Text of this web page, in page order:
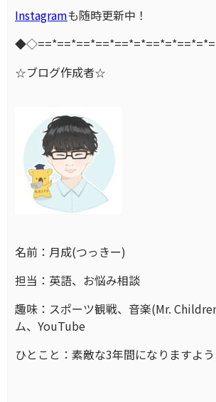
Instagramも随時更新中！
☆ブログ作成者☆
名前：月成(つっきー)
担当：英語、お悩み相談
趣味：スポーツ観戦、音楽(Mr.
ム、YouTube
ひとこと：素敵な3年間になりますよ